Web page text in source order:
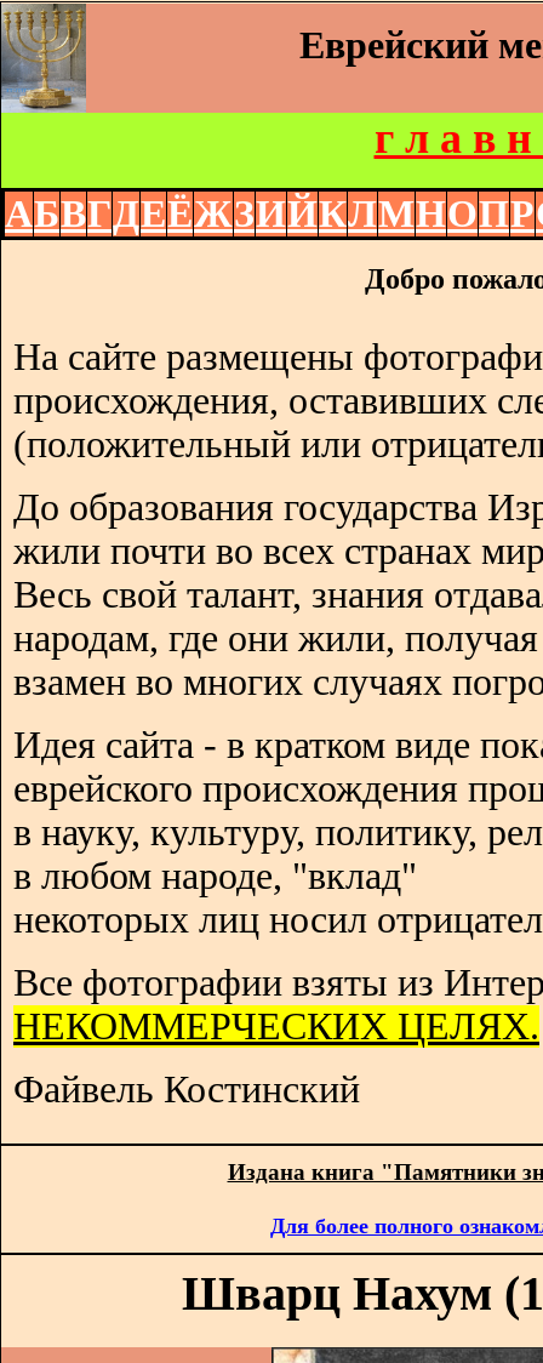
Еврейский
г л а в н
АБВГДЕЁЖЗИЙКЛМНОПР
Добро
На сайте размещены
происхождения, оставивших
(положительный или
До образования государства
жили почти во всех странах
Весь свой талант, знания
народам, где они жили, получая
взамен во многих случаях
Идея сайта - в кратком виде
еврейского происхождения
в науку, культуру, политику,
в любом народе, "вклад"
некоторых лиц носил
Все фотографии взяты из
НЕКОММЕРЧЕСКИХ ЦЕЛЯХ.
Файвель Костинский
Издана книга "Памятники
Для более полного
Шварц Нахум